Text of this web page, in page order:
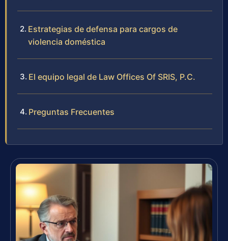
Estrategias de defensa para cargos de
violencia doméstica
El equipo legal de Law Offices Of SRIS, P.C.
Preguntas Frecuentes